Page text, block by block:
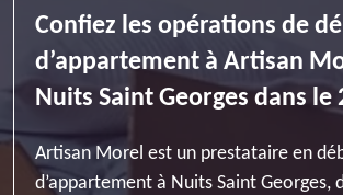
Confiez les opérations de
d’appartement à Artisan
Nuits Saint Georges dans le
Artisan Morel est un prestataire en
d’appartement à Nuits Saint Georges,